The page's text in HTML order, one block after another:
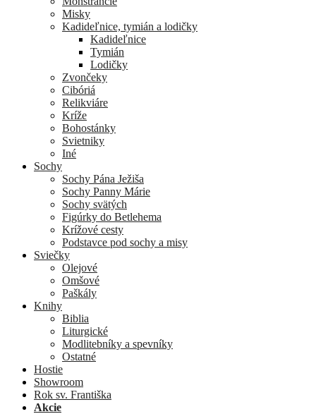
Misky
Kadideľnice, tymián a lodičky
Kadideľnice
Tymián
Lodičky
Zvončeky
Cibóriá
Relikviáre
Kríže
Bohostánky
Svietniky
Iné
Sochy
Sochy Pána Ježiša
Sochy Panny Márie
Sochy svätých
Figúrky do Betlehema
Krížové cesty
Podstavce pod sochy a misy
Sviečky
Olejové
Omšové
Paškály
Knihy
Biblia
Liturgické
Modlitebníky a spevníky
Ostatné
Hostie
Showroom
Rok sv. Františka
Akcie